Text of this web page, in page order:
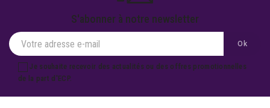
S'abonner à notre newsletter
Je souhaite recevoir des actualités ou des offres promotionnelles
de la part d'ECP.